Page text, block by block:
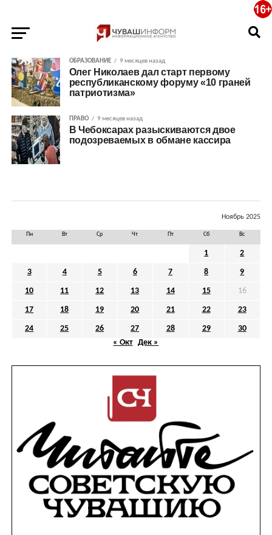
ОБРАЗОВАНИЕ 9 месяцев назад
Олег Николаев дал старт первому
республиканскому форуму «10 граней
патриотизма»
ПРАВО 9 месяцев назад
В Чебоксарах разыскиваются двое
подозреваемых в обмане кассира
Ноябрь 2025
Пн Вт Ср Чт Пт Сб Вс
1 2
3 4 5 6 7 8 9
10 11 12 13 14 15 16
17 18 19 20 21 22 23
24 25 26 27 28 29
30
« Окт Дек »